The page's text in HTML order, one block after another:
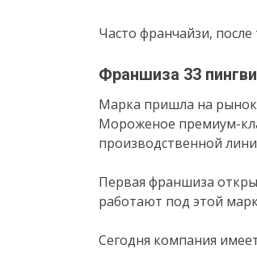
Часто франчайзи,
Франшиза 33
Марка пришла на рынок
Мороженое премиум-
производственной
Первая франшиза
работают под этой
Сегодня компания